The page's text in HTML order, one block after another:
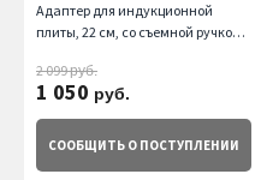
Адаптер для индукционной
плиты, 22 см, со съемной ручкой
2 099руб.
1 050 руб.
СООБЩИТЬ О ПОСТУПЛЕНИИ